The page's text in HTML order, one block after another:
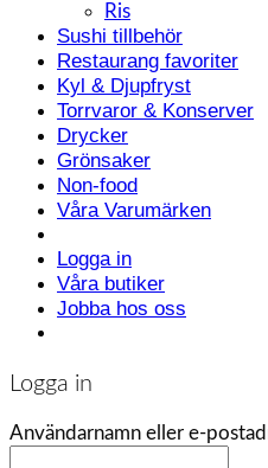
Ris
Sushi tillbehör
Restaurang favoriter
Kyl & Djupfryst
Torrvaror & Konserver
Drycker
Grönsaker
Non-food
Våra Varumärken
Logga in
Våra butiker
Jobba hos oss
Logga in
Användarnamn eller e-